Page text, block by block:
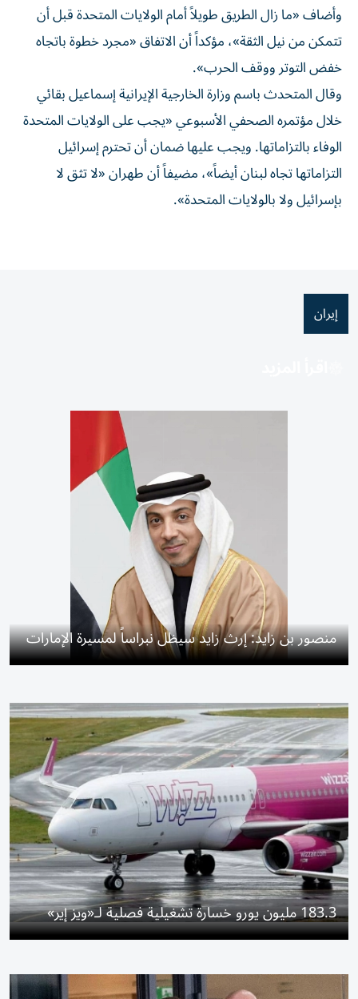
وأضاف «ما زال الطريق طويلاً أمام الولايات المتحدة قبل أن
تتمكن من نيل الثقة»، مؤكداً أن الاتفاق «مجرد خطوة باتجاه
خفض التوتر ووقف الحرب».
وقال المتحدث باسم وزارة الخارجية الإيرانية إسماعيل بقائي
خلال مؤتمره الصحفي الأسبوعي «يجب على الولايات المتحدة
الوفاء بالتزاماتها. ويجب عليها ضمان أن تحترم إسرائيل
التزاماتها تجاه لبنان أيضاً»، مضيفاً أن طهران «لا تثق لا
بإسرائيل ولا بالولايات المتحدة».
إيران
منصور بن زايد: إرث زايد سيظل نبراساً لمسيرة الإمارات
183.3 مليون يورو خسارة تشغيلية فصلية لـ«ويز إير»